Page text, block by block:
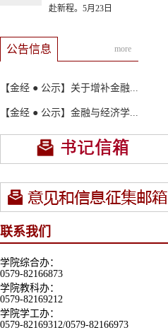
赴新程。5月23日
more
公告信息
【金经 ● 公示】关于增补金融...
【金经 ● 公示】金融与经济学...
联系我们
学院综合办：
0579-82166873
学院教科办：
0579-82169212
学院学工办：
0579-82169312/0579-82166973